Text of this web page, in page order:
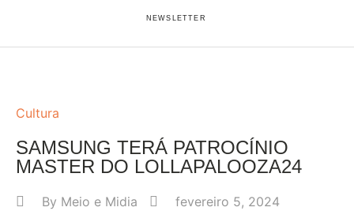
NEWSLETTER
Cultura
SAMSUNG TERÁ PATROCÍNIO
MASTER DO LOLLAPALOOZA24
By Meio e Midia
fevereiro 5, 2024